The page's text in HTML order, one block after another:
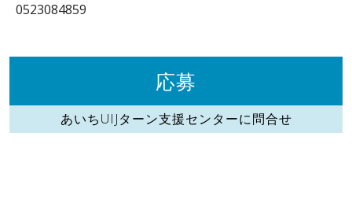
0523084859
応募
あいちUIJターン支援センターに問合せ